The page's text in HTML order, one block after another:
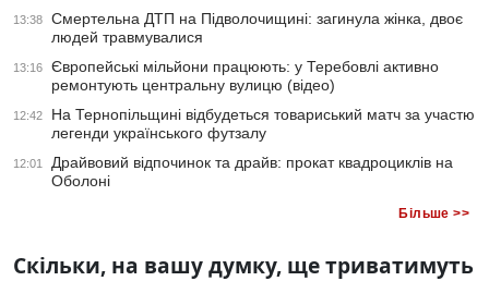
13:38
Смертельна ДТП на Підволочищині: загинула жінка, двоє
людей травмувалися
13:16
Європейські мільйони працюють: у Теребовлі активно
ремонтують центральну вулицю (відео)
12:42
На Тернопільщині відбудеться товариський матч за участю
легенди українського футзалу
12:01
Драйвовий відпочинок та драйв: прокат квадроциклів на
Оболоні
Більше >>
Скільки, на вашу думку, ще триватимуть